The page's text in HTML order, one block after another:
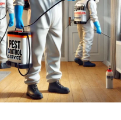
مكة
المكرمة